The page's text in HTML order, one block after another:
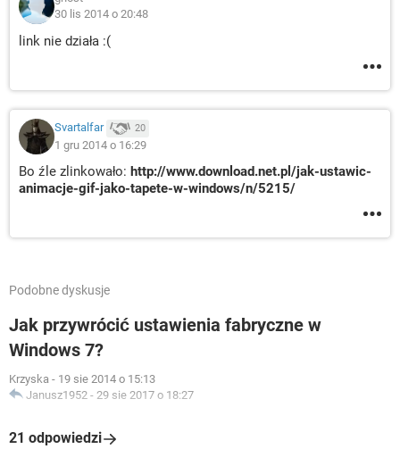
30 lis 2014 o 20:48
link nie działa :(
Svartalfar 20
1 gru 2014 o 16:29
Bo źle zlinkowało: http://www.download.net.pl/jak-ustawic-
animacje-gif-jako-tapete-w-windows/n/5215/
Podobne dyskusje
Jak przywrócić ustawienia fabryczne w
Windows 7?
Krzyska - 19 sie 2014 o 15:13
Janusz1952 - 29 sie 2017 o 18:27
21 odpowiedzi